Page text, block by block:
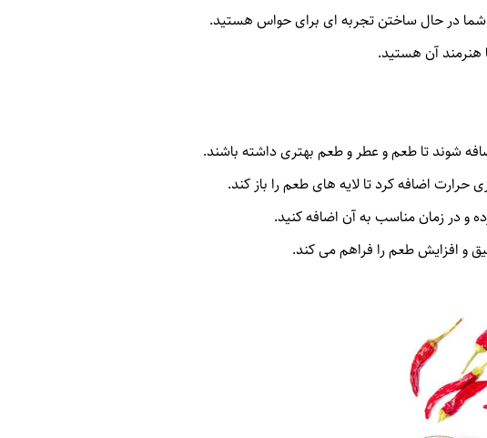
شما در حال ساختن تجربه ای برای حواس هستید.
آن هستید.
شوند تا طعم و عطر و طعم بهتری داشته باشند.
اضافه کرد تا لایه های طعم را باز کند.
و در زمان مناسب به آن اضافه کنید.
و افزایش طعم را فراهم می کند.